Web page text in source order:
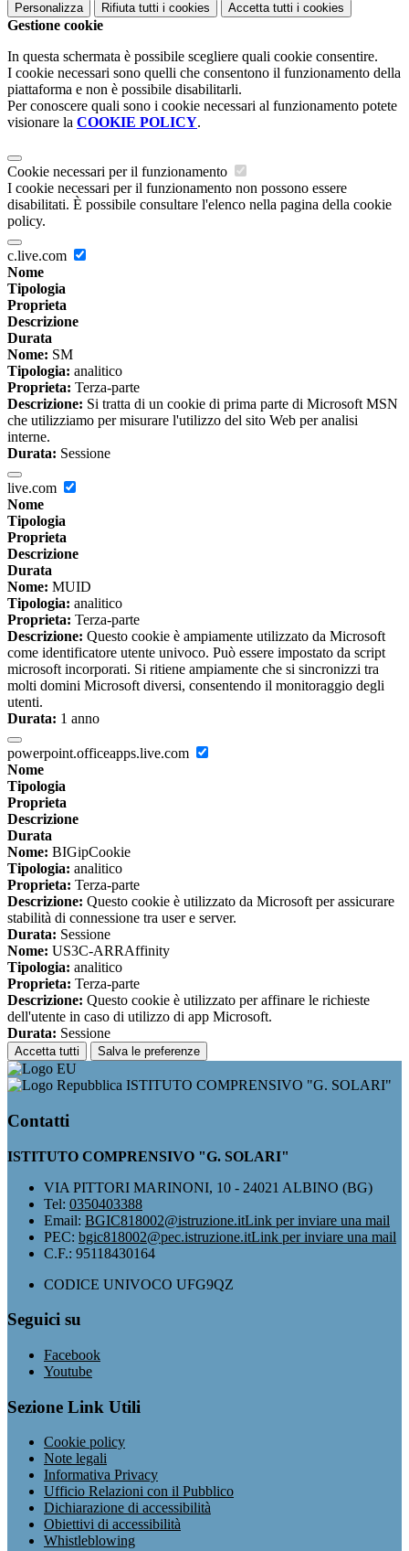
Personalizza Rifiuta tutti i cookies Accetta tutti i cookies
Gestione cookie
In questa schermata è possibile scegliere quali cookie consentire.
I cookie necessari sono quelli che consentono il funzionamento della
piattaforma e non è possibile disabilitarli.
Per conoscere quali sono i cookie necessari al funzionamento potete
visionare la COOKIE POLICY.
Cookie necessari per il funzionamento
I cookie necessari per il funzionamento non possono essere
disabilitati. È possibile consultare l'elenco nella pagina della cookie
policy.
c.live.com
Nome
Tipologia
Proprieta
Descrizione
Durata
Nome: SM
Tipologia: analitico
Proprieta: Terza-parte
Descrizione: Si tratta di un cookie di prima parte di Microsoft MSN
che utilizziamo per misurare l'utilizzo del sito Web per analisi
interne.
Durata: Sessione
live.com
Nome
Tipologia
Proprieta
Descrizione
Durata
Nome: MUID
Tipologia: analitico
Proprieta: Terza-parte
Descrizione: Questo cookie è ampiamente utilizzato da Microsoft
come identificatore utente univoco. Può essere impostato da script
microsoft incorporati. Si ritiene ampiamente che si sincronizzi tra
molti domini Microsoft diversi, consentendo il monitoraggio degli
utenti.
Durata: 1 anno
powerpoint.officeapps.live.com
Nome
Tipologia
Proprieta
Descrizione
Durata
Nome: BIGipCookie
Tipologia: analitico
Proprieta: Terza-parte
Descrizione: Questo cookie è utilizzato da Microsoft per assicurare
stabilità di connessione tra user e server.
Durata: Sessione
Nome: US3C-ARRAffinity
Tipologia: analitico
Proprieta: Terza-parte
Descrizione: Questo cookie è utilizzato per affinare le richieste
dell'utente in caso di utilizzo di app Microsoft.
Durata: Sessione
Accetta tutti Salva le preferenze
ISTITUTO COMPRENSIVO "G. SOLARI"
Contatti
ISTITUTO COMPRENSIVO "G. SOLARI"
VIA PITTORI MARINONI, 10 - 24021 ALBINO (BG)
Tel: 0350403388
Email: BGIC818002@istruzione.itLink per inviare una mail
PEC: bgic818002@pec.istruzione.itLink per inviare una mail
C.F.: 95118430164
CODICE UNIVOCO UFG9QZ
Seguici su
Facebook
Youtube
Sezione Link Utili
Cookie policy
Note legali
Informativa Privacy
Ufficio Relazioni con il Pubblico
Dichiarazione di accessibilità
Obiettivi di accessibilità
Whistleblowing